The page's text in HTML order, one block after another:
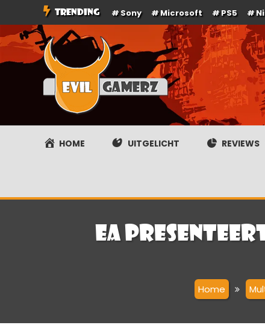
naar
de
TRENDING Sony Microsoft PS5
Evilgamerz
Het meest interessante game nieuws, reviews,
HOME UITGELICHT REVIEWS
EA
Home